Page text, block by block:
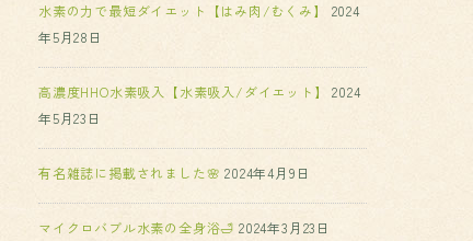
水素の力で最短ダイエット【はみ肉/むくみ】
2024
年5月28日
高濃度HHO水素吸入【水素吸入/ダイエット】
2024
年5月23日
有名雑誌に掲載されました🌸 2024年4月9日
マイクロバブル水素の全身浴🛁 2024年3月23日